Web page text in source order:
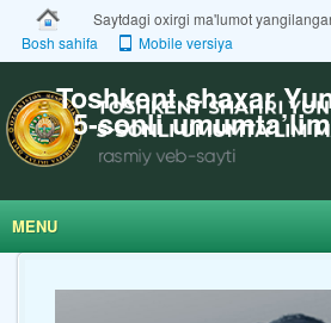
Saytdagi oxirgi ma'lumot
Bosh sahifa
Mobile versiya
Toshkent shaxar
5-sonli
MENU